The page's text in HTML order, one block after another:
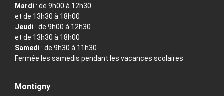
Mardi : de 9h00 à 12h30
et de 13h30 à 18h00
Jeudi : de 9h00 à 12h30
et de 13h30 à 18h00
Samedi : de 9h30 à 11h30
Fermée les samedis pendant les vacances scolaires
Montigny